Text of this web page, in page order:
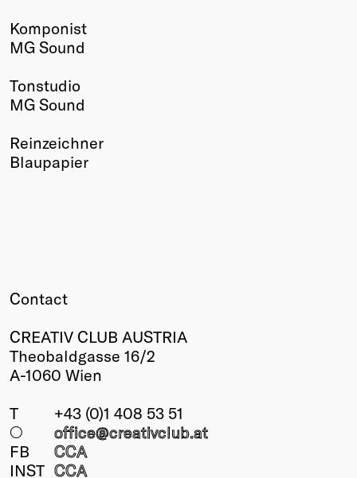
Komponist
MG Sound
Tonstudio
MG Sound
Reinzeichner
Blaupapier
Contact
CREATIV CLUB AUSTRIA
Theobaldgasse 16/2
A-1060 Wien
T
+43 (0)1 408 53 51
○
office@creativclub.at
FB
CCA
INST CCA